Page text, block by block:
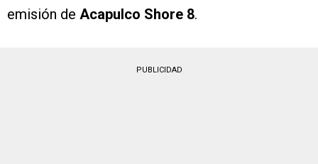
emisión de Acapulco Shore 8.
PUBLICIDAD